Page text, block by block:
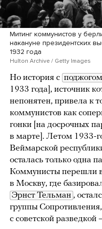
Митинг коммунистов у
накануне президентских
1932 года
Hulton Archive / Getty Images
Но история с поджогом
1933 года], источник
непонятен, привела к
коммунистов как
гонки [на досрочных
в марте]. Летом 1933-
Веймарской
осталась только
Коммунисты перешли в
в Москву, где
Эрнст Тельман ,
группы
с советской разведкой